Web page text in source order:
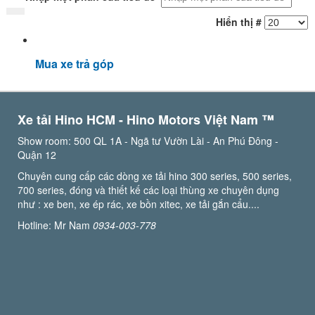
Hiển thị #
Mua xe trả góp
Xe tải Hino HCM - Hino Motors Việt Nam ™️
Show room: 500 QL 1A - Ngã tư Vườn Lài - An Phú Đông -
Quận 12
Chuyên cung cấp các dòng xe tải hino 300 series, 500 series,
700 series, đóng và thiết kế các loại thùng xe chuyên dụng
như : xe ben, xe ép rác, xe bồn xitec, xe tải gắn cẩu....
Hotline: Mr Nam 0934-003-778